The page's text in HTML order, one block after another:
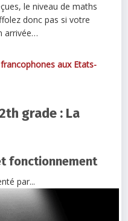
le niveau de maths
donc pas si votre
arrivée…
aux Etats-
grade : La
fonctionnement
par...